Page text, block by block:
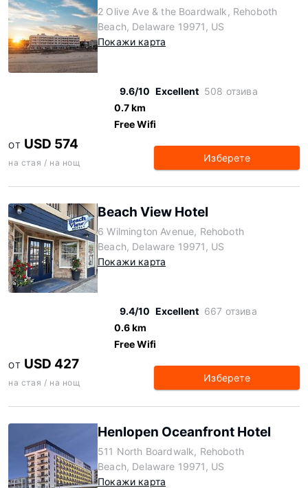
2 Olive Ave & the Boardwalk, Rehoboth
Beach, Delaware 19971, US
Покажи карта
9.6/10 Excellent 508 отзива
0.7 km
Free Wifi
ОТ USD 574
на стая / на нощ Изберете
Beach View Hotel
6 Wilmington Avenue, Rehoboth
Beach, Delaware 19971, US
Покажи карта
9.4/10 Excellent 667 отзива
0.6 km
Free Wifi
ОТ USD 427
на стая / на нощ Изберете
Henlopen Oceanfront Hotel
511 North Boardwalk, Rehoboth
Beach, Delaware 19971, US
Покажи карта